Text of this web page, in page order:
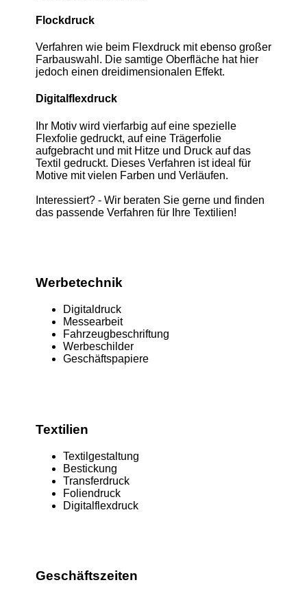
Flockdruck
Verfahren wie beim Flexdruck mit ebenso großer
Farbauswahl. Die samtige Oberfläche hat hier
jedoch einen dreidimensionalen Effekt.
Digitalflexdruck
Ihr Motiv wird vierfarbig auf eine spezielle
Flexfolie gedruckt, auf eine Trägerfolie
aufgebracht und mit Hitze und Druck auf das
Textil gedruckt. Dieses Verfahren ist ideal für
Motive mit vielen Farben und Verläufen.
Interessiert? - Wir beraten Sie gerne und finden
das passende Verfahren für Ihre Textilien!
Werbetechnik
Digitaldruck
Messearbeit
Fahrzeugbeschriftung
Werbeschilder
Geschäftspapiere
Textilien
Textilgestaltung
Bestickung
Transferdruck
Foliendruck
Digitalflexdruck
Geschäftszeiten